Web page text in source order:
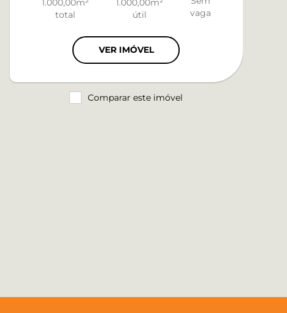
1.000,00m²
total
1.000,00m²
útil
vaga
VER IMÓVEL
Comparar este imóvel